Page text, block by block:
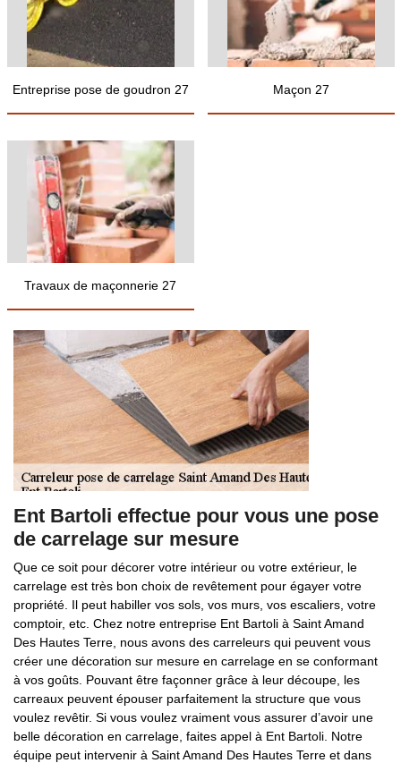
Entreprise pose de goudron 27 Maçon 27
Travaux de maçonnerie 27
Ent Bartoli effectue pour vous une pose
de carrelage sur mesure
Que ce soit pour décorer votre intérieur ou votre extérieur, le
carrelage est très bon choix de revêtement pour égayer votre
propriété. Il peut habiller vos sols, vos murs, vos escaliers, votre
comptoir, etc. Chez notre entreprise Ent Bartoli à Saint Amand
Des Hautes Terre, nous avons des carreleurs qui peuvent vous
créer une décoration sur mesure en carrelage en se conformant
à vos goûts. Pouvant être façonner grâce à leur découpe, les
carreaux peuvent épouser parfaitement la structure que vous
voulez revêtir. Si vous voulez vraiment vous assurer d’avoir une
belle décoration en carrelage, faites appel à Ent Bartoli. Notre
équipe peut intervenir à Saint Amand Des Hautes Terre et dans